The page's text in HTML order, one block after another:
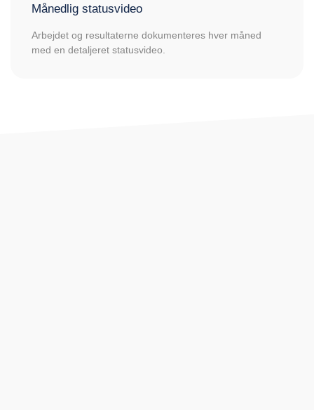
Månedlig statusvideo
Arbejdet og resultaterne dokumenteres hver måned
med en detaljeret statusvideo.